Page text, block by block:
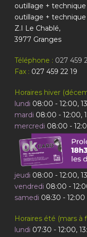
outillage + technique
outillage +
Z.I Le Chablé,
3977 Granges
Téléphone : 027 459
Fax : 027 459 22 19
Horaires hiver
lundi 08:00 - 12:00,
mardi 08:00 - 12:00,
mercredi 08:00 -
jeudi 08:00 - 12:00,
vendredi 08:00 -
samedi 08:30 - 12:00
Horaires été (mars à
lundi 07:30 - 12:00,